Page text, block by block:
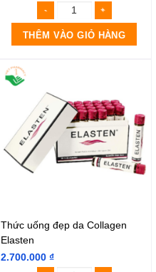
THÊM VÀO GIỎ HÀNG
Thức uống đẹp da Collagen
Elasten
2.700.000 ₫